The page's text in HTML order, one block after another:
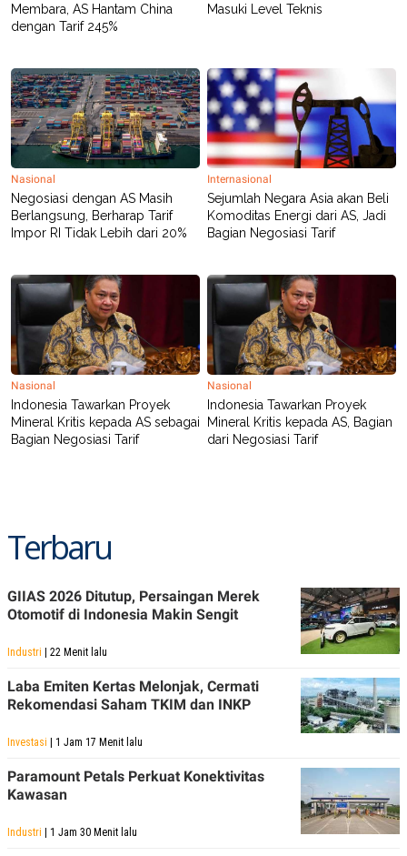
K
G
D
I
A
.
I
D
SITEMAP PROFILETERM
OF
USE
PEMBERITAAN
SIBER
PRIVACY
POLICY
Membara, AS Hantam China
dengan Tarif 245%
Masuki Level Teknis
Nasional
Negosiasi dengan AS Masih
Berlangsung, Berharap Tarif
Impor RI Tidak Lebih dari 20%
Internasional
Sejumlah Negara Asia akan Beli
Komoditas Energi dari AS, Jadi
Bagian Negosiasi Tarif
Nasional
Indonesia Tawarkan Proyek
Mineral Kritis kepada AS sebagai
Bagian Negosiasi Tarif
Nasional
Indonesia Tawarkan Proyek
Mineral Kritis kepada AS, Bagian
dari Negosiasi Tarif
Terbaru
GIIAS 2026 Ditutup, Persaingan Merek
Otomotif di Indonesia Makin Sengit
Industri | 22 Menit lalu
Laba Emiten Kertas Melonjak, Cermati
Rekomendasi Saham TKIM dan INKP
Investasi | 1 Jam 17 Menit lalu
Paramount Petals Perkuat Konektivitas
Kawasan
Industri | 1 Jam 30 Menit lalu